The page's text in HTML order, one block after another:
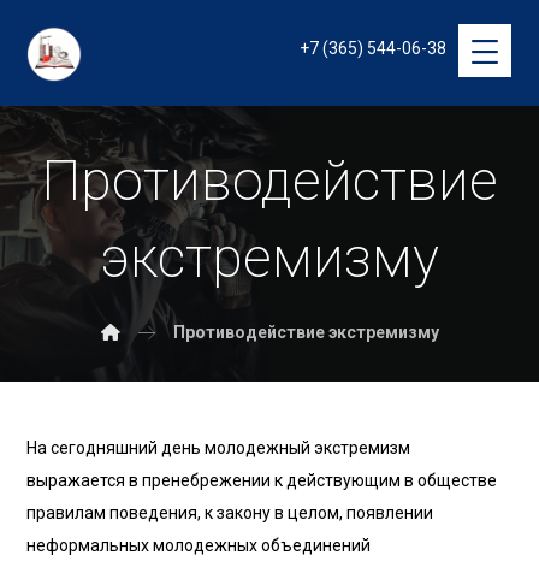
+7 (365) 544-06-38
Противодействие
экстремизму
Противодействие экстремизму
На сегодняшний день молодежный экстремизм
выражается в пренебрежении к действующим в обществе
правилам поведения, к закону в целом, появлении
неформальных молодежных объединений